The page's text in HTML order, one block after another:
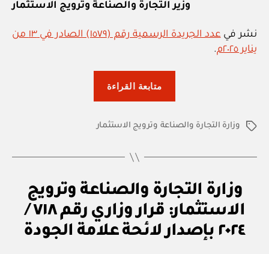
وزير التجارة والصناعة وترويج الاستثمار
نشر في
عدد الجريدة الرسمية رقم (١٥٧٩) الصادر في ١٣ من
يناير ٢٠٢٥م
.
متابعة القراءة
قرار
رقم
٣
/
الوسوموزارة التجارة والصناعة وترويج الاستثمار
التصنيفات
وزارة التجارة والصناعة وترويج
الاستثمار: قرار وزاري رقم ٧١٨ /
٢٠٢٤ بإصدار لائحة علامة الجودة
بو
س